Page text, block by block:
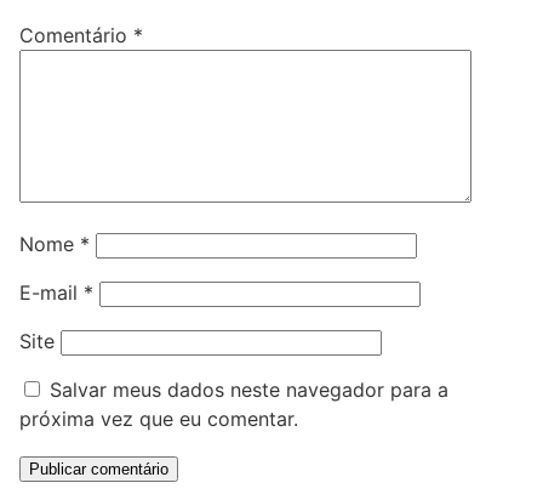
Comentário *
Nome *
E-mail *
Site
Salvar meus dados neste navegador para a
próxima vez que eu comentar.